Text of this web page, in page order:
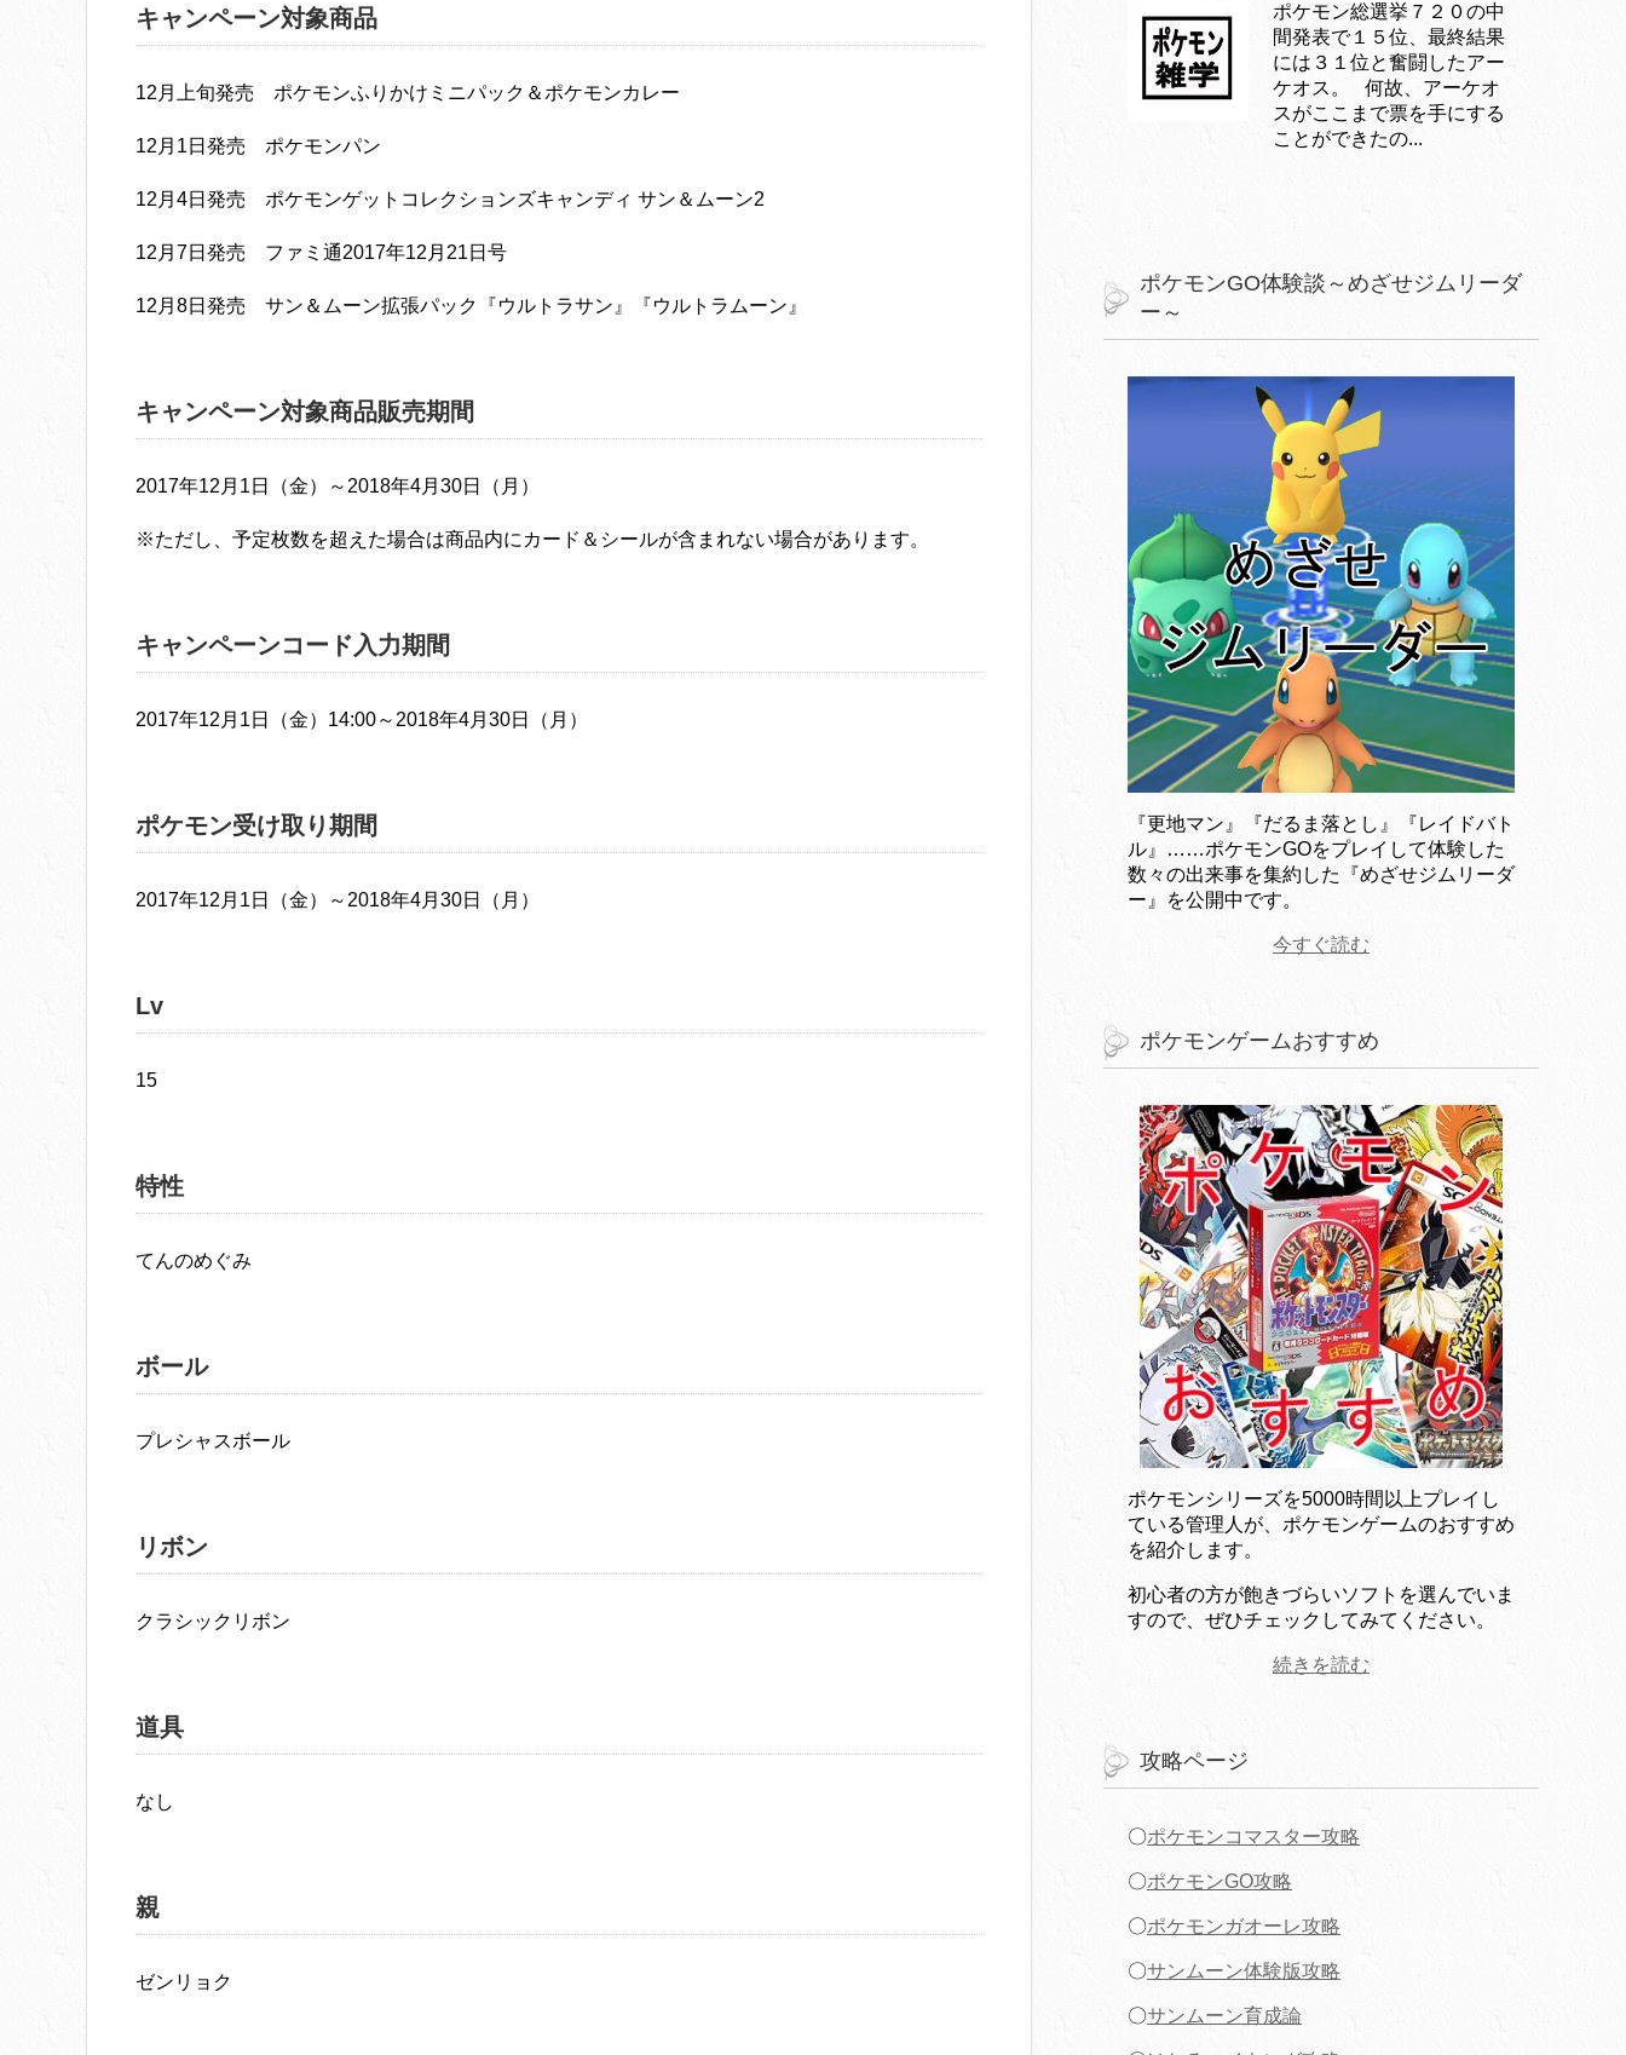
キャンペーン対象商品
12月上旬発売 ポケモンふりかけミニパック＆ポケモンカレー
12月1日発売 ポケモンパン
12月4日発売 ポケモンゲットコレクションズキャンディ サン＆ムーン2
12月7日発売 ファミ通2017年12月21日号
12月8日発売 サン＆ムーン拡張パック『ウルトラサン』『ウルトラムーン』
キャンペーン対象商品販売期間
2017年12月1日（金）～2018年4月30日（月）
※ただし、予定枚数を超えた場合は商品内にカード＆シールが含まれない場合があります。
キャンペーンコード入力期間
2017年12月1日（金）14:00～2018年4月30日（月）
ポケモン受け取り期間
2017年12月1日（金）～2018年4月30日（月）
Lv
15
特性
てんのめぐみ
ボール
プレシャスボール
リボン
クラシックリボン
道具
なし
親
ゼンリョク
ポケモン総選挙７２０の中
間発表で１５位、最終結果
には３１位と奮闘したアー
ケオス。 何故、アーケオ
スがここまで票を手にする
ことができたの...
ポケモンGO体験談～めざせジムリーダ
ー～
『更地マン』『だるま落とし』『レイドバト
ル』……ポケモンGOをプレイして体験した
数々の出来事を集約した『めざせジムリーダ
ー』を公開中です。
今すぐ読む
ポケモンゲームおすすめ
ポケモンシリーズを5000時間以上プレイし
ている管理人が、ポケモンゲームのおすすめ
を紹介します。
初心者の方が飽きづらいソフトを選んでいま
すので、ぜひチェックしてみてください。
続きを読む
攻略ページ
〇ポケモンコマスター攻略
〇ポケモンGO攻略
〇ポケモンガオーレ攻略
〇サンムーン体験版攻略
〇サンムーン育成論